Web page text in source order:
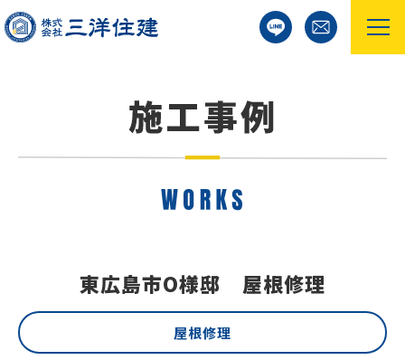
東広島市O様邸 屋根修理
屋根修理